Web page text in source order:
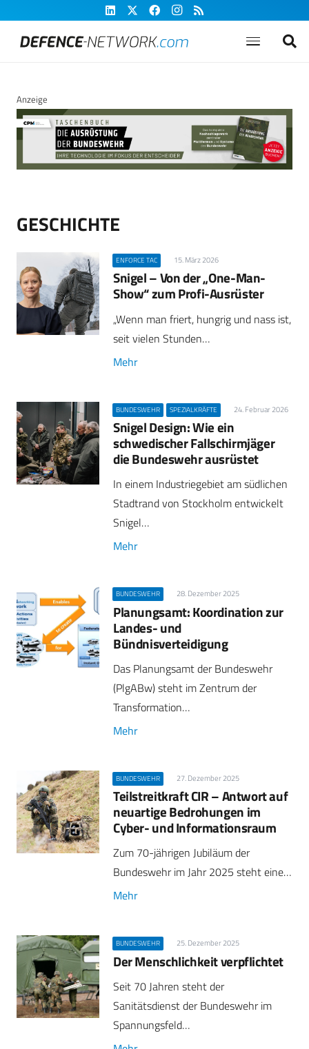
Anzeige
GESCHICHTE
ENFORCE TAC 15. März 2026
Snigel – Von der „One-Man-
Show“ zum Profi-Ausrüster
„Wenn man friert, hungrig und nass ist,
seit vielen Stunden…
Mehr
BUNDESWEHR SPEZIALKRÄFTE 24. Februar 2026
Snigel Design: Wie ein
schwedischer Fallschirmjäger
die Bundeswehr ausrüstet
In einem Industriegebiet am südlichen
Stadtrand von Stockholm entwickelt
Snigel…
Mehr
BUNDESWEHR 28. Dezember 2025
Planungsamt: Koordination zur
Landes- und
Bündnisverteidigung
Das Planungsamt der Bundeswehr
(PlgABw) steht im Zentrum der
Transformation…
Mehr
BUNDESWEHR 27. Dezember 2025
Teilstreitkraft CIR – Antwort auf
neuartige Bedrohungen im
Cyber- und Informationsraum
Zum 70-jährigen Jubiläum der
Bundeswehr im Jahr 2025 steht eine…
Mehr
BUNDESWEHR 25. Dezember 2025
Der Menschlichkeit verpflichtet
Seit 70 Jahren steht der
Sanitätsdienst der Bundeswehr im
Spannungsfeld…